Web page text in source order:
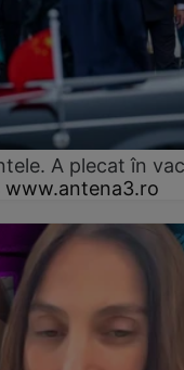
A plecat în
www.antena3.ro